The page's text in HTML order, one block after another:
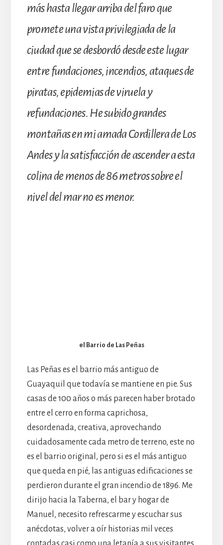
más hasta llegar arriba del faro que
promete una vista privilegiada de la
ciudad que se desbordó desde este lugar
entre fundaciones, incendios, ataques de
piratas, epidemias de viruela y
refundaciones. He subido grandes
montañas en mi amada Cordillera de Los
Andes y la satisfacción de ascender a esta
colina de menos de 86 metros sobre el
nivel del mar no es menor.
el Barrio de Las Peñas
Las Peñas es el barrio más antiguo de
Guayaquil que todavía se mantiene en pie. Sus
casas de 100 años o más parecen haber brotado
entre el cerro en forma caprichosa,
desordenada, creativa, aprovechando
cuidadosamente cada metro de terreno, este no
es el barrio original, pero si es el más antiguo
que queda en pié, las antiguas edificaciones se
perdieron durante el gran incendio de 1896. Me
dirijo hacia la Taberna, el bar y hogar de
Manuel, necesito refrescarme y escuchar sus
anécdotas, volver a oír historias mil veces